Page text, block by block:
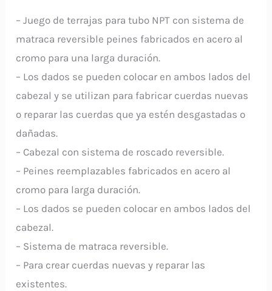
cantidad
– Juego de terrajas para tubo NPT con sistema de
matraca reversible peines fabricados en acero al
cromo para una larga duración.
– Los dados se pueden colocar en ambos lados del
cabezal y se utilizan para fabricar cuerdas nuevas
o reparar las cuerdas que ya estén desgastadas o
dañadas.
– Cabezal con sistema de roscado reversible.
– Peines reemplazables fabricados en acero al
cromo para larga duración.
– Los dados se pueden colocar en ambos lados del
cabezal.
– Sistema de matraca reversible.
– Para crear cuerdas nuevas y reparar las
existentes.